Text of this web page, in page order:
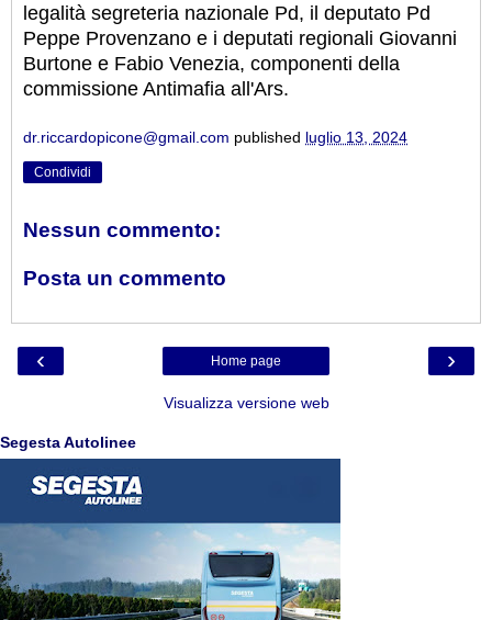
legalità segreteria nazionale Pd, il deputato Pd
Peppe Provenzano e i deputati regionali Giovanni
Burtone e Fabio Venezia, componenti della
commissione Antimafia all'Ars.
dr.riccardopicone@gmail.com published luglio 13, 2024
Condividi
Nessun commento:
Posta un commento
‹ ›
Home page
Visualizza versione web
Segesta Autolinee